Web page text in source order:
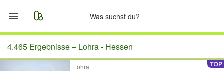
Start
4.465 Ergebnisse – Lohra - Hessen
Lohra